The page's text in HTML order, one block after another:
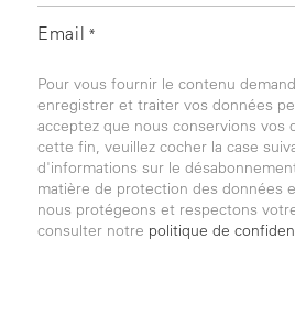
Email *
Pour vous fournir le contenu
enregistrer et traiter vos données
acceptez que nous conservions vos
cette fin, veuillez cocher la case
d'informations sur le
matière de protection des données
nous protégeons et respectons
consulter notre politique de